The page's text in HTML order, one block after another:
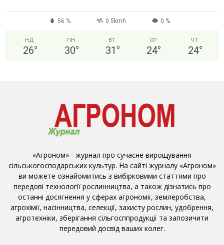
56 % 0.5kmh 0 %
НД
26°
ПН
30°
ВТ
31 °
СР
24°
ЧТ
24°
«Агроном» - журнал про сучасне вирощування
сільськогосподарських культур. На сайті журналу «Агроном»
ви можете ознайомитись з вибірковими статтями про
передові технології рослинництва, а також дізнатись про
останні досягнення у сферах агрономії, землеробства,
агрохімії, насінництва, селекції, захисту рослин, удобрення,
агротехніки, зберігання сільгосппродукції та запозичити
передовий досвід ваших колег.